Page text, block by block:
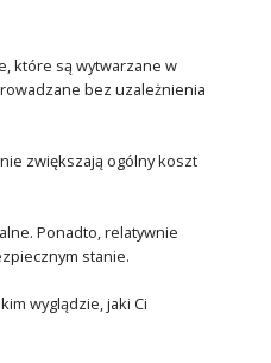
które są wytwarzane w
bez uzależnienia
zwiększają ogólny koszt
Ponadto, relatywnie
stanie.
wyglądzie, jaki Ci